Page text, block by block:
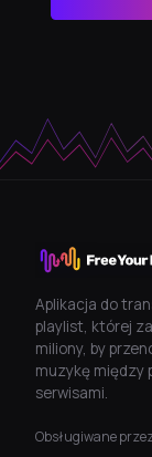
Aplikacja do
playlist, której
miliony, by
muzykę między
serwisami.
Obsługiwane